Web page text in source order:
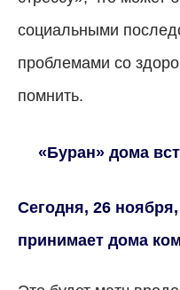
социальными
проблемами со
помнить.
«Буран» дома
Сегодня, 26
принимает дома